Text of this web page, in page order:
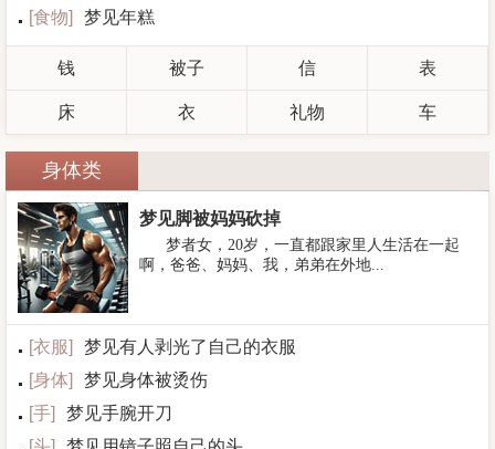
[食物] 梦见年糕
钱 被子 信 表
床 衣 礼物 车
身体类
梦见脚被妈妈砍掉
梦者女，20岁，一直都跟家里人生活在一起
啊，爸爸、妈妈、我，弟弟在外地...
[衣服]
梦见有人剥光了自己的衣服
[身体]
梦见身体被烫伤
[手]
梦见手腕开刀